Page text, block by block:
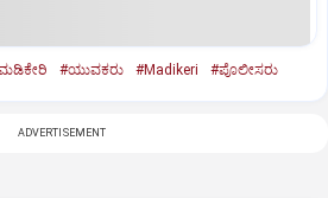
#ಯುವಕರು #Madikeri #ಪೊಲೀಸರು
ADVERTISEMENT